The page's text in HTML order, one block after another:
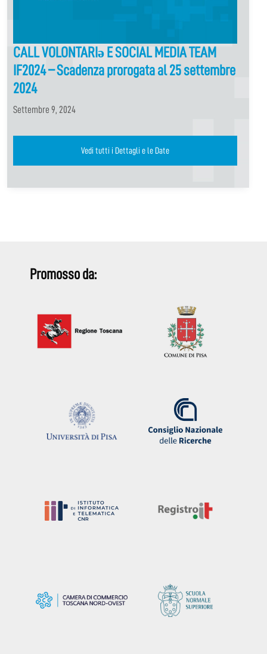
CALL VOLONTARIə E SOCIAL MEDIA TEAM
IF2024 – Scadenza prorogata al 25 settembre
2024
Settembre 9, 2024
Vedi tutti i Dettagli e le Date
Promosso da: